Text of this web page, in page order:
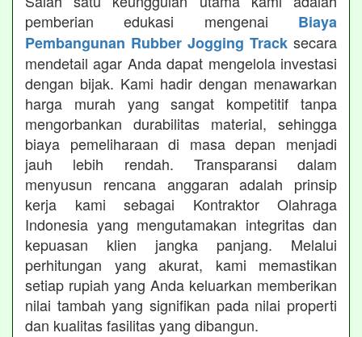
pemberian edukasi mengenai Biaya
Pembangunan Rubber Jogging Track secara
mendetail agar Anda dapat mengelola investasi
dengan bijak. Kami hadir dengan menawarkan
harga murah yang sangat kompetitif tanpa
mengorbankan durabilitas material, sehingga
biaya pemeliharaan di masa depan menjadi
jauh lebih rendah. Transparansi dalam
menyusun rencana anggaran adalah prinsip
kerja kami sebagai Kontraktor Olahraga
Indonesia yang mengutamakan integritas dan
kepuasan klien jangka panjang. Melalui
perhitungan yang akurat, kami memastikan
setiap rupiah yang Anda keluarkan memberikan
nilai tambah yang signifikan pada nilai properti
dan kualitas fasilitas yang dibangun.